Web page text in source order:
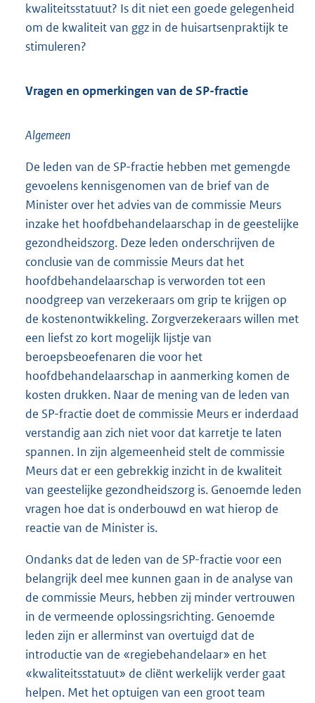
kwaliteitsstatuut? Is dit niet een goede gelegenheid
om de kwaliteit van ggz in de huisartsenpraktijk te
stimuleren?
Vragen en opmerkingen van de SP-fractie
Algemeen
De leden van de SP-fractie hebben met gemengde
gevoelens kennisgenomen van de brief van de
Minister over het advies van de commissie Meurs
inzake het hoofdbehandelaarschap in de geestelijke
gezondheidszorg. Deze leden onderschrijven de
conclusie van de commissie Meurs dat het
hoofdbehandelaarschap is verworden tot een
noodgreep van verzekeraars om grip te krijgen op
de kostenontwikkeling. Zorgverzekeraars willen met
een liefst zo kort mogelijk lijstje van
beroepsbeoefenaren die voor het
hoofdbehandelaarschap in aanmerking komen de
kosten drukken. Naar de mening van de leden van
de SP-fractie doet de commissie Meurs er inderdaad
verstandig aan zich niet voor dat karretje te laten
spannen. In zijn algemeenheid stelt de commissie
Meurs dat er een gebrekkig inzicht in de kwaliteit
van geestelijke gezondheidszorg is. Genoemde leden
vragen hoe dat is onderbouwd en wat hierop de
reactie van de Minister is.
Ondanks dat de leden van de SP-fractie voor een
belangrijk deel mee kunnen gaan in de analyse van
de commissie Meurs, hebben zij minder vertrouwen
in de vermeende oplossingsrichting. Genoemde
leden zijn er allerminst van overtuigd dat de
introductie van de «regiebehandelaar» en het
«kwaliteitsstatuut» de cliënt werkelijk verder gaat
helpen. Met het optuigen van een groot team